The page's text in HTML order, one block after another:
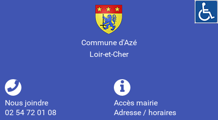
Commune d'Azé
Loir-et-Cher
Nous joindre
02 54 72 01 08
Accès mairie
Adresse / horaires